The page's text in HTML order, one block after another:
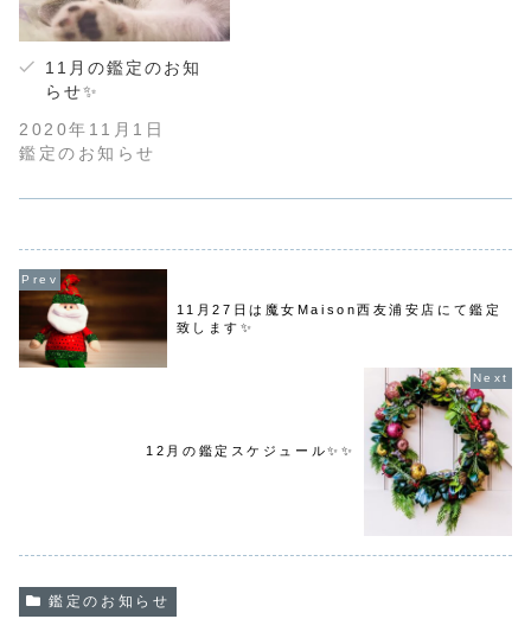
11月の鑑定のお知
らせ✨
2020年11月1日
鑑定のお知らせ
11月27日は魔女Maison西友浦安店にて鑑定
致します✨
12月の鑑定スケジュール✨✨
鑑定のお知らせ